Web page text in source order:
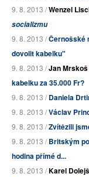
9. 8. 2013 /Wenzel
socializmu
9. 8. 2013 /Černošské
dovolit kabelku"
9. 8. 2013 /Jan Mrskoš
kabelku za 35.000 Fr?
9. 8. 2013 /Daniela
9. 8. 2013 /Václav
9. 8. 2013 /Zvítězili
9. 8. 2013 /Britským
hodina přímé d...
9. 8. 2013 /Karel